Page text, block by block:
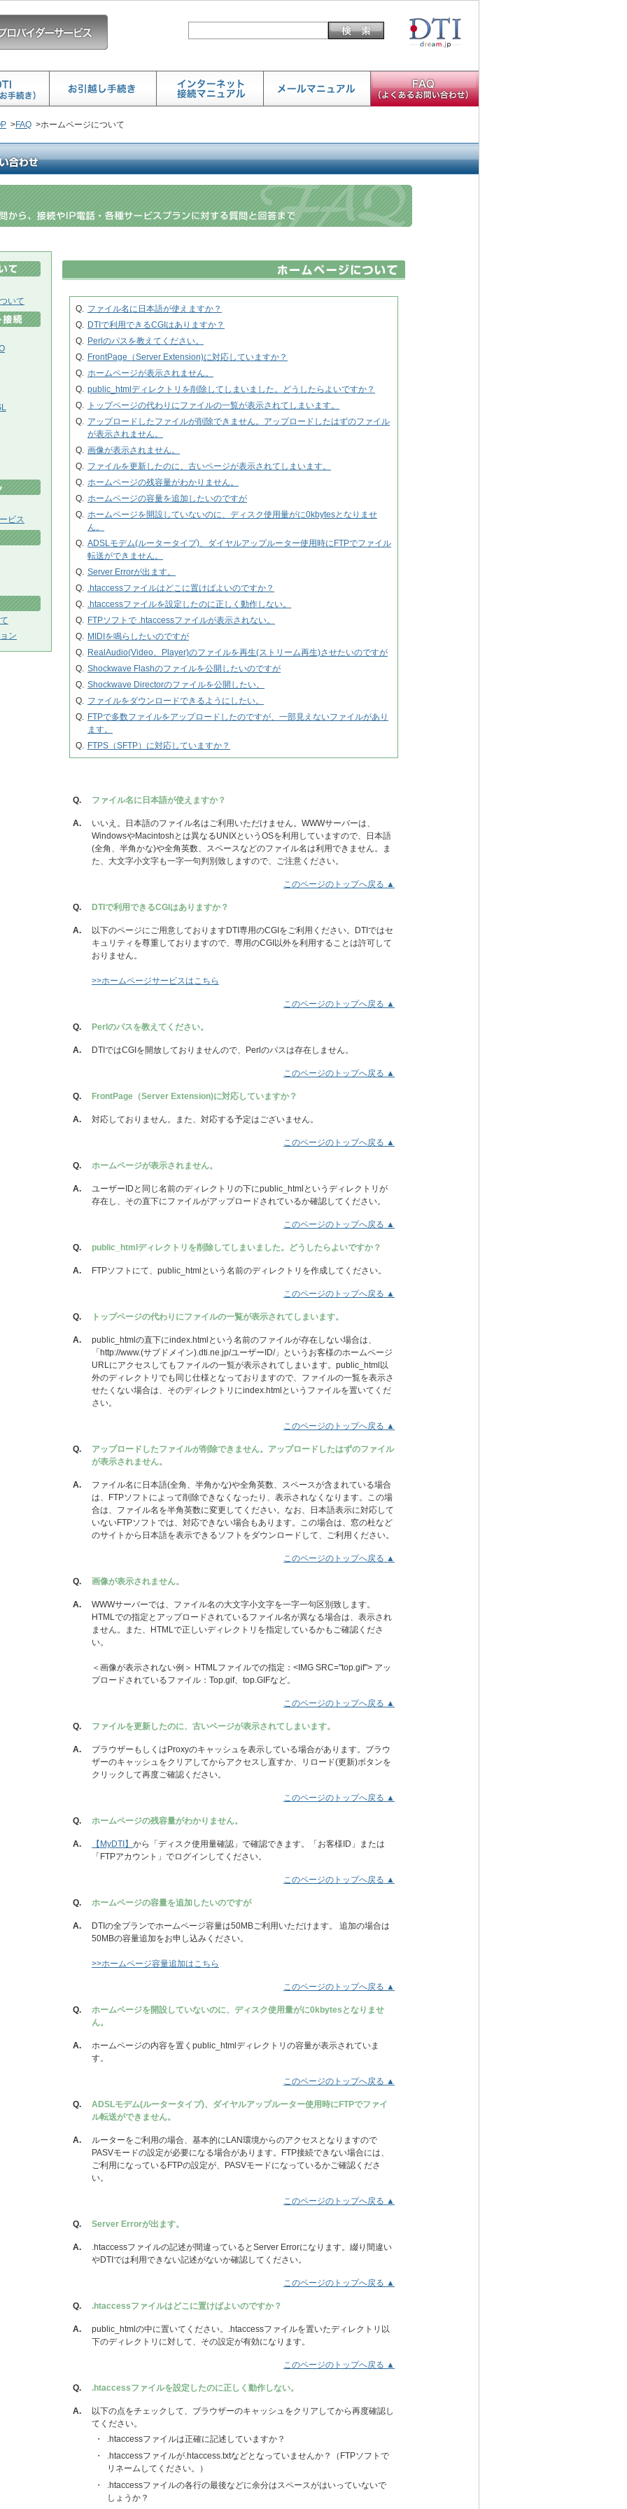
>FAQ >ホームページについて
いて
ビス
ン
Q. ファイル名に日本語が使えますか？
Q. DTIで利用できるCGIはありますか？
Q. Perlのパスを教えてください。
Q. FrontPage（Server Extension)に対応していますか？
Q. ホームページが表示されません。
Q. public_htmlディレクトリを削除してしまいました。どうしたらよいですか？
Q.
トップページの代わりにファイルの一覧が表示されてしまいます。
Q. アップロードしたファイルが削除できません。アップロードしたはずのファイル
が表示されません。
Q. 画像が表示されません。
Q. ファイルを更新したのに、古いページが表示されてしまいます。
Q. ホームページの残容量がわかりません。
Q. ホームページの容量を追加したいのですが
Q. ホームページを開設していないのに、ディスク使用量がに0kbytesとなりませ
ん。
Q. ADSLモデム(ルータータイプ)、ダイヤルアップルーター使用時にFTPでファイル
転送ができません。
Q. Server Errorが出ます。
Q. .htaccessファイルはどこに置けばよいのですか？
Q. .htaccessファイルを設定したのに正しく動作しない。
Q. FTPソフトで .htaccessファイルが表示されない。
Q. MIDIを鳴らしたいのですが
Q. RealAudio(Video、Player)のファイルを再生(ストリーム再生)させたいのですが
Q. Shockwave Flashのファイルを公開したいのですが
Q. Shockwave Directorのファイルを公開したい。
Q. ファイルをダウンロードできるようにしたい。
Q. FTPで多数ファイルをアップロードしたのですが、一部見えないファイルがあり
ます。
Q. FTPS（SFTP）に対応していますか？
Q. ファイル名に日本語が使えますか？
A.
いいえ。日本語のファイル名はご利用いただけません。WWWサーバーは、
WindowsやMacintoshとは異なるUNIXというOSを利用していますので、日本語
(全角、半角かな)や全角英数、スペースなどのファイル名は利用できません。ま
た、大文字小文字も一字一句判別致しますので、ご注意ください。
このページのトップへ戻る ▲
Q. DTIで利用できるCGIはありますか？
A.
以下のページにご用意しておりますDTI専用のCGIをご利用ください。DTIではセ
キュリティを尊重しておりますので、専用のCGI以外を利用することは許可して
おりません。
>>ホームページサービスはこちら
このページのトップへ戻る ▲
Q. Perlのパスを教えてください。
A. DTIではCGIを開放しておりませんので、Perlのパスは存在しません。
このページのトップへ戻る ▲
Q. FrontPage（Server Extension)に対応していますか？
A. 対応しておりません。また、対応する予定はございません。
このページのトップへ戻る ▲
Q. ホームページが表示されません。
A.
ユーザーIDと同じ名前のディレクトリの下にpublic_htmlというディレクトリが
存在し、その直下にファイルがアップロードされているか確認してください。
このページのトップへ戻る ▲
Q. public_htmlディレクトリを削除してしまいました。どうしたらよいですか？
A. FTPソフトにて、public_htmlという名前のディレクトリを作成してください。
このページのトップへ戻る ▲
Q. トップページの代わりにファイルの一覧が表示されてしまいます。
A.
public_htmlの直下にindex.htmlという名前のファイルが存在しない場合は、
「http://www.(サブドメイン).dti.ne.jp/ユーザーID/」というお客様のホームページ
URLにアクセスしてもファイルの一覧が表示されてしまいます。public_html以
外のディレクトリでも同じ仕様となっておりますので、ファイルの一覧を表示さ
せたくない場合は、そのディレクトリにindex.htmlというファイルを置いてくだ
さい。
このページのトップへ戻る ▲
Q.
アップロードしたファイルが削除できません。アップロードしたはずのファイル
が表示されません。
A.
ファイル名に日本語(全角、半角かな)や全角英数、スペースが含まれている場合
は、FTPソフトによって削除できなくなったり、表示されなくなります。この場
合は、ファイル名を半角英数に変更してください。なお、日本語表示に対応して
いないFTPソフトでは、対応できない場合もあります。この場合は、窓の杜など
のサイトから日本語を表示できるソフトをダウンロードして、ご利用ください。
このページのトップへ戻る ▲
Q. 画像が表示されません。
A.
WWWサーバーでは、ファイル名の大文字小文字を一字一句区別致します。
HTMLでの指定とアップロードされているファイル名が異なる場合は、表示され
ません。また、HTMLで正しいディレクトリを指定しているかもご確認くださ
い。
＜画像が表示されない例＞ HTMLファイルでの指定：<IMG SRC="top.gif"> アッ
プロードされているファイル：Top.gif、top.GIFなど。
このページのトップへ戻る ▲
Q. ファイルを更新したのに、古いページが表示されてしまいます。
A.
ブラウザーもしくはProxyのキャッシュを表示している場合があります。ブラウ
ザーのキャッシュをクリアしてからアクセスし直すか、リロード(更新)ボタンを
クリックして再度ご確認ください。
このページのトップへ戻る ▲
Q. ホームページの残容量がわかりません。
A. 【MyDTI】 から「ディスク使用量確認」で確認できます。「お客様ID」または
「FTPアカウント」でログインしてください。
このページのトップへ戻る ▲
Q. ホームページの容量を追加したいのですが
A.
DTIの全プランでホームページ容量は50MBご利用いただけます。 追加の場合は
50MBの容量追加をお申し込みください。
>>ホームページ容量追加はこちら
このページのトップへ戻る ▲
Q.
ホームページを開設していないのに、ディスク使用量がに0kbytesとなりませ
ん。
A.
ホームページの内容を置くpublic_htmlディレクトリの容量が表示されていま
す。
このページのトップへ戻る ▲
Q.
ADSLモデム(ルータータイプ)、ダイヤルアップルーター使用時にFTPでファイ
ル転送ができません。
A.
ルーターをご利用の場合、基本的にLAN環境からのアクセスとなりますので
PASVモードの設定が必要になる場合があります。FTP接続できない場合には、
ご利用になっているFTPの設定が、PASVモードになっているかご確認くださ
い。
このページのトップへ戻る ▲
Q. Server Errorが出ます。
A.
.htaccessファイルの記述が間違っているとServer Errorになります。綴り間違い
やDTIでは利用できない記述がないか確認してください。
このページのトップへ戻る ▲
Q. .htaccessファイルはどこに置けばよいのですか？
A.
public_htmlの中に置いてください。.htaccessファイルを置いたディレクトリ以
下のディレクトリに対して、その設定が有効になります。
このページのトップへ戻る ▲
Q. .htaccessファイルを設定したのに正しく動作しない。
A.
以下の点をチェックして、ブラウザーのキャッシュをクリアしてから再度確認し
てください。
・
.htaccessファイルは正確に記述していますか？
・
.htaccessファイルが.htaccess.txtなどとなっていませんか？（FTPソフトで
リネームしてください。）
・
.htaccessファイルの各行の最後などに余分はスペースがはいっていないで
しょうか？